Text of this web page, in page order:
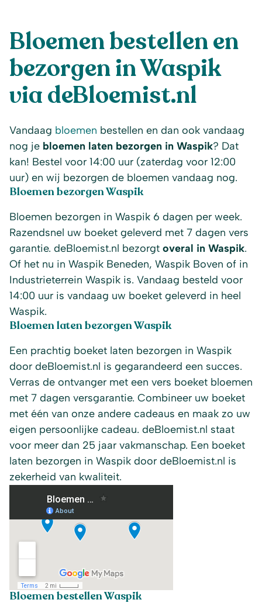
Bloemen bestellen en
bezorgen in Waspik
via deBloemist.nl
Vandaag bloemen bestellen en dan ook vandaag
nog je bloemen laten bezorgen in Waspik? Dat
kan! Bestel voor 14:00 uur (zaterdag voor 12:00
uur) en wij bezorgen de bloemen vandaag nog.
Bloemen bezorgen Waspik
Bloemen bezorgen in Waspik 6 dagen per week.
Razendsnel uw boeket geleverd met 7 dagen vers
garantie. deBloemist.nl bezorgt overal in Waspik.
Of het nu in Waspik Beneden, Waspik Boven of in
Industrieterrein Waspik is. Vandaag besteld voor
14:00 uur is vandaag uw boeket geleverd in heel
Waspik.
Bloemen laten bezorgen Waspik
Een prachtig boeket laten bezorgen in Waspik
door deBloemist.nl is gegarandeerd een succes.
Verras de ontvanger met een vers boeket bloemen
met 7 dagen versgarantie. Combineer uw boeket
met één van onze andere cadeaus en maak zo uw
eigen persoonlijke cadeau. deBloemist.nl staat
voor meer dan 25 jaar vakmanschap. Een boeket
laten bezorgen in Waspik door deBloemist.nl is
zekerheid van kwaliteit.
Bloemen bestellen Waspik